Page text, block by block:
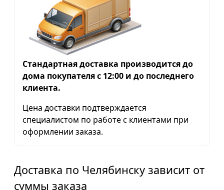
Стандартная доставка производится до
дома покупателя с 12:00 и до последнего
клиента.
Цена доставки подтверждается
специалистом по работе с клиентами при
оформлении заказа.
Доставка по Челябинску зависит от
суммы заказа